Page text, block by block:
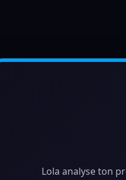
Lola analyse ton